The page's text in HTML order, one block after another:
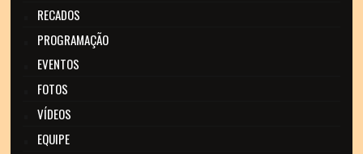
RECADOS
PROGRAMAÇÃO
EVENTOS
FOTOS
VÍDEOS
EQUIPE